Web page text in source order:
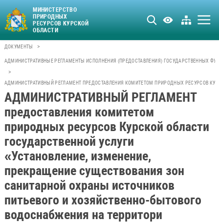
МИНИСТЕРСТВО
ПРИРОДНЫХ
РЕСУРСОВ КУРСКОЙ
ОБЛАСТИ
ДОКУМЕНТЫ >
АДМИНИСТРАТИВНЫЕ РЕГЛАМЕНТЫ ИСПОЛНЕНИЯ (ПРЕДОСТАВЛЕНИЯ) ГОСУДАРСТВЕННЫХ
>
АДМИНИСТРАТИВНЫЙ РЕГЛАМЕНТ ПРЕДОСТАВЛЕНИЯ КОМИТЕТОМ ПРИРОДНЫХ РЕСУРСОВ
АДМИНИСТРАТИВНЫЙ РЕГЛАМЕНТ
предоставления комитетом
природных ресурсов Курской области
государственной услуги
«Установление, изменение,
прекращение существования зон
санитарной охраны источников
питьевого и хозяйственно-бытового
водоснабжения на территори